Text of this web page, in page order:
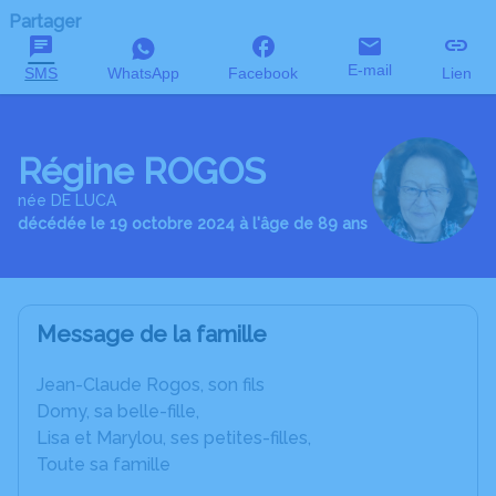
Partager
SMS WhatsApp Facebook E-mail Lien
Régine ROGOS
née DE LUCA
décédée le 19 octobre 2024 à l'âge de 89 ans
Message de la famille
Jean-Claude Rogos, son fils
Domy, sa belle-fille,
Lisa et Marylou, ses petites-filles,
Toute sa famille